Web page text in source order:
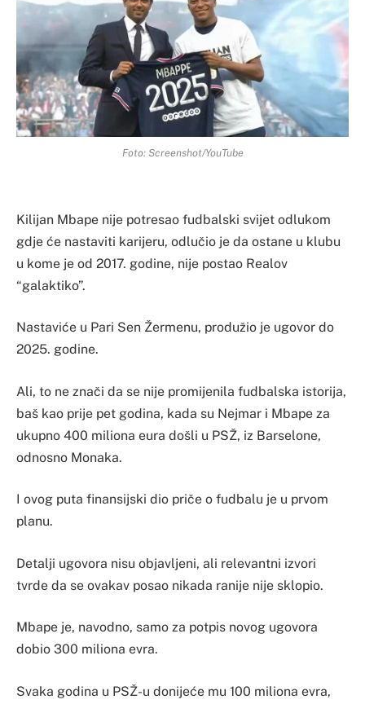
Foto: Screenshot/YouTube
Kilijan Mbape nije potresao fudbalski svijet odlukom
gdje će nastaviti karijeru, odlučio je da ostane u klubu
u kome je od 2017. godine, nije postao Realov
“galaktiko”.
Nastaviće u Pari Sen Žermenu, produžio je ugovor do
2025. godine.
Ali, to ne znači da se nije promijenila fudbalska istorija,
baš kao prije pet godina, kada su Nejmar i Mbape za
ukupno 400 miliona eura došli u PSŽ, iz Barselone,
odnosno Monaka.
I ovog puta finansijski dio priče o fudbalu je u prvom
planu.
Detalji ugovora nisu objavljeni, ali relevantni izvori
tvrde da se ovakav posao nikada ranije nije sklopio.
Mbape je, navodno, samo za potpis novog ugovora
dobio 300 miliona evra.
Svaka godina u PSŽ-u donijeće mu 100 miliona evra,